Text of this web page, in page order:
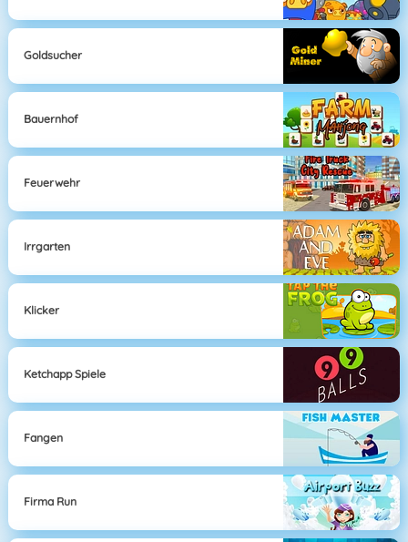
Goldsucher
Bauernhof
Feuerwehr
Irrgarten
Klicker
Ketchapp Spiele
Fangen
Firma Run